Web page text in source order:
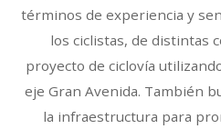
términos de experiencia y
los ciclistas, de distintas
proyecto de ciclovía
eje Gran Avenida. También
la infraestructura para